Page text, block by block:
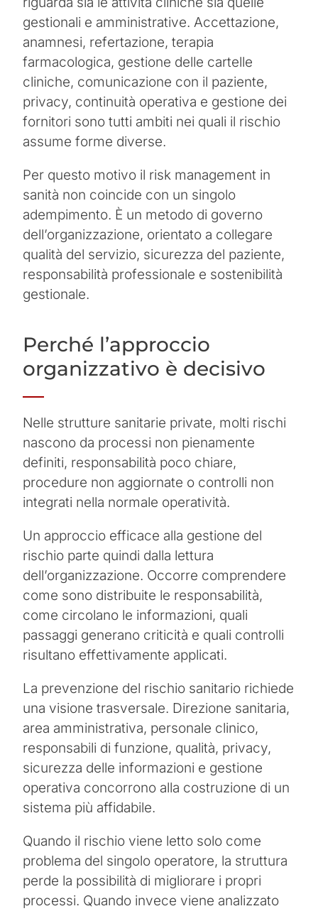
gestionali e amministrative. Accettazione,
anamnesi, refertazione, terapia
farmacologica, gestione delle cartelle
cliniche, comunicazione con il paziente,
privacy, continuità operativa e gestione dei
fornitori sono tutti ambiti nei quali il rischio
assume forme diverse.
Per questo motivo il risk management in
sanità non coincide con un singolo
adempimento. È un metodo di governo
dell’organizzazione, orientato a collegare
qualità del servizio, sicurezza del paziente,
responsabilità professionale e sostenibilità
gestionale.
Perché l’approccio
organizzativo è decisivo
Nelle strutture sanitarie private, molti rischi
nascono da processi non pienamente
definiti, responsabilità poco chiare,
procedure non aggiornate o controlli non
integrati nella normale operatività.
Un approccio efficace alla gestione del
rischio parte quindi dalla lettura
dell’organizzazione. Occorre comprendere
come sono distribuite le responsabilità,
come circolano le informazioni, quali
passaggi generano criticità e quali controlli
risultano effettivamente applicati.
La prevenzione del rischio sanitario richiede
una visione trasversale. Direzione sanitaria,
area amministrativa, personale clinico,
responsabili di funzione, qualità, privacy,
sicurezza delle informazioni e gestione
operativa concorrono alla costruzione di un
sistema più affidabile.
Quando il rischio viene letto solo come
problema del singolo operatore, la struttura
perde la possibilità di migliorare i propri
processi. Quando invece viene analizzato